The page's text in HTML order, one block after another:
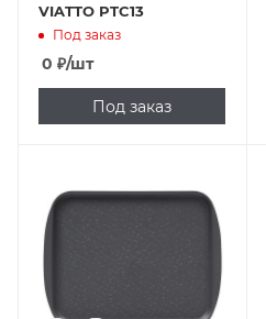
VIATTO PTC13
Под заказ
0 ₽/шт
Под заказ